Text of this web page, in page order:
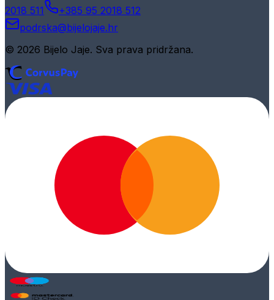
2018 511
+385 95 2018 512
podrska@bijelojaje.hr
© 2026 Bijelo Jaje. Sva prava pridržana.